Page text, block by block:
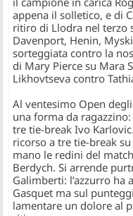
appena il solletico, e di
ritiro di Llodra nel terzo
Davenport, Henin,
sorteggiata contro la
di Mary Pierce su Mara
Likhovtseva contro
Al ventesimo Open
una forma da
tre tie-breakIvo Karlovic
ricorso a tre tie-break
mano le redini del
Berdych. Si arrende
Galimberti: l’azzurro
Gasquet ma sul
lamentare un dolore al